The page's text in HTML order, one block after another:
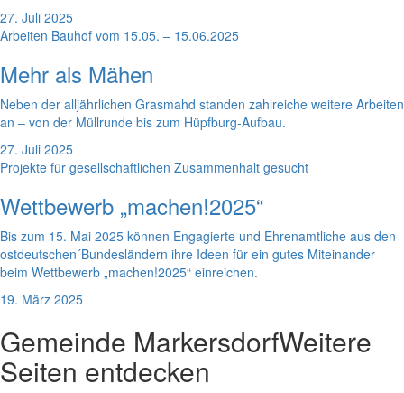
27. Juli 2025
Arbeiten Bauhof vom 15.05. – 15.06.2025
Mehr als Mähen
Neben der alljährlichen Grasmahd standen zahlreiche weitere Arbeiten
an – von der Müllrunde bis zum Hüpfburg-Aufbau.
27. Juli 2025
Projekte für gesellschaftlichen Zusammenhalt gesucht
Wettbewerb „machen!2025“
Bis zum 15. Mai 2025 können Engagierte und Ehrenamtliche aus den
ostdeutschen´Bundesländern ihre Ideen für ein gutes Miteinander
beim Wettbewerb „machen!2025“ einreichen.
19. März 2025
Gemeinde MarkersdorfWeitere
Seiten entdecken